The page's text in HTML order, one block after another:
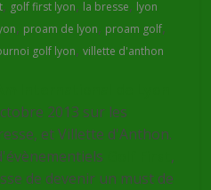
, golf first lyon, la bresse, lyon
, proam de lyon, proam golf,
golf lyon,villette d'anthon
2013 sur les
et Villette d'Anthon.
,
de devenir un must de